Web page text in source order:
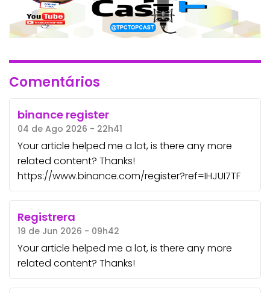
Comentários
binance register
04 de Ago 2026 - 22h41
Your article helped me a lot, is there any more
related content? Thanks!
https://www.binance.com/register?ref=IHJUI7TF
Registrera
19 de Jun 2026 - 09h42
Your article helped me a lot, is there any more
related content? Thanks!